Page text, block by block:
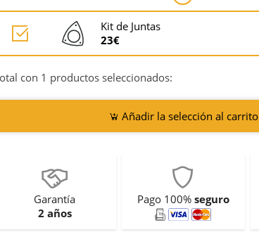
Kit de Juntas
23€
con 1 productos seleccionados:
Añadir la selección al carrito
Garantía
2 años
Pago 100% seguro